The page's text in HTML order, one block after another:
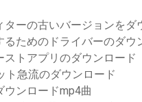
ターの古いバージョンをダ
るためのドライバーのダウ
ストアプリのダウンロード
ト急流のダウンロード
ウンロードmp4曲